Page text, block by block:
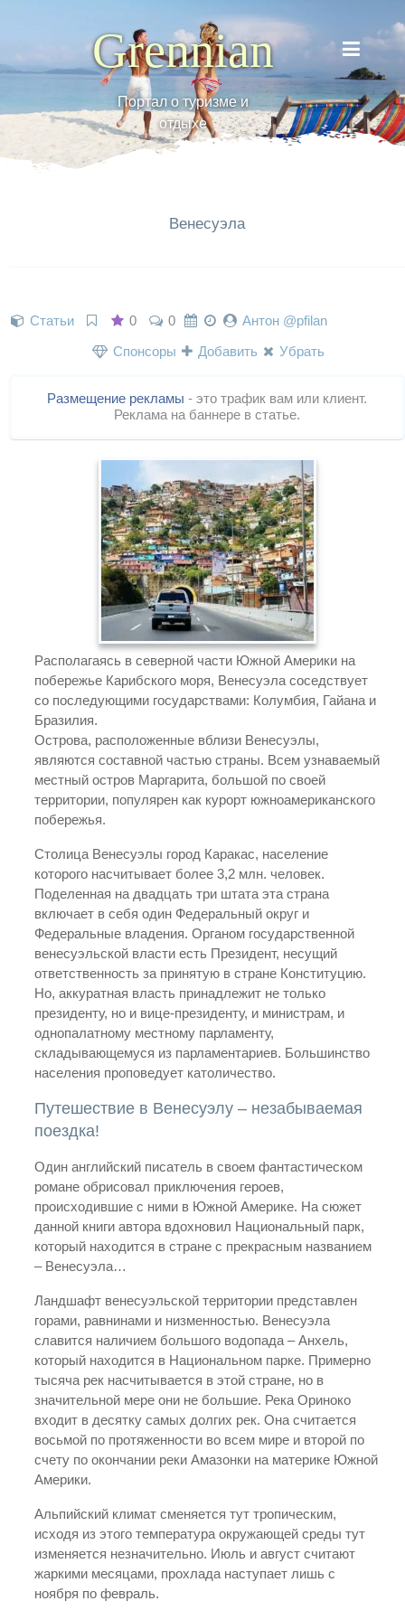
Grennian
Портал о туризме и
отдыхе
Венесуэла
Статьи 0 0
Антон @pfilan
Спонсоры
Добавить Убрать
Размещение рекламы - это трафик вам или клиент.
Реклама на баннере в статье.
Располагаясь в северной части Южной Америки на
побережье Карибского моря, Венесуэла соседствует
со последующими государствами: Колумбия, Гайана и
Бразилия.
Острова, расположенные вблизи Венесуэлы,
являются составной частью страны. Всем узнаваемый
местный остров Маргарита, большой по своей
территории, популярен как курорт южноамериканского
побережья.
Столица Венесуэлы город Каракас, население
которого насчитывает более 3,2 млн. человек.
Поделенная на двадцать три штата эта страна
включает в себя один Федеральный округ и
Федеральные владения. Органом государственной
венесуэльской власти есть Президент, несущий
ответственность за принятую в стране Конституцию.
Но, аккуратная власть принадлежит не только
президенту, но и вице-президенту, и министрам, и
однопалатному местному парламенту,
складывающемуся из парламентариев. Большинство
населения проповедует католичество.
Путешествие в Венесуэлу – незабываемая
поездка!
Один английский писатель в своем фантастическом
романе обрисовал приключения героев,
происходившие с ними в Южной Америке. На сюжет
данной книги автора вдохновил Национальный парк,
который находится в стране с прекрасным названием
– Венесуэла…
Ландшафт венесуэльской территории представлен
горами, равнинами и низменностью. Венесуэла
славится наличием большого водопада – Анхель,
который находится в Национальном парке. Примерно
тысяча рек насчитывается в этой стране, но в
значительной мере они не большие. Река Ориноко
входит в десятку самых долгих рек. Она считается
восьмой по протяженности во всем мире и второй по
счету по окончании реки Амазонки на материке Южной
Америки.
Альпийский климат сменяется тут тропическим,
исходя из этого температура окружающей среды тут
изменяется незначительно. Июль и август считают
жаркими месяцами, прохлада наступает лишь с
ноября по февраль.